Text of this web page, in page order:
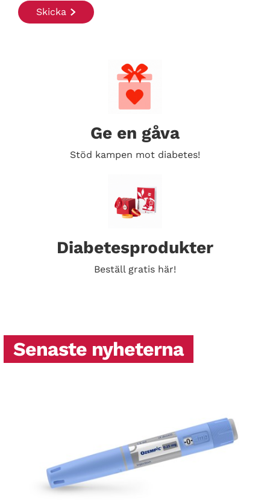
Ge en gåva
Stöd kampen mot diabetes!
Diabetesprodukter
Beställ gratis här!
Senaste nyheterna